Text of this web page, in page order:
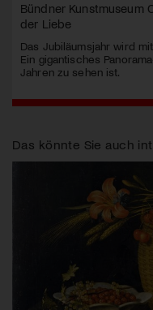
Bündner Kunstmuseum
der Liebe
Das Jubiläumsjahr wird
Ein gigantisches
Jahren zu sehen ist.
Das könnte Sie auch